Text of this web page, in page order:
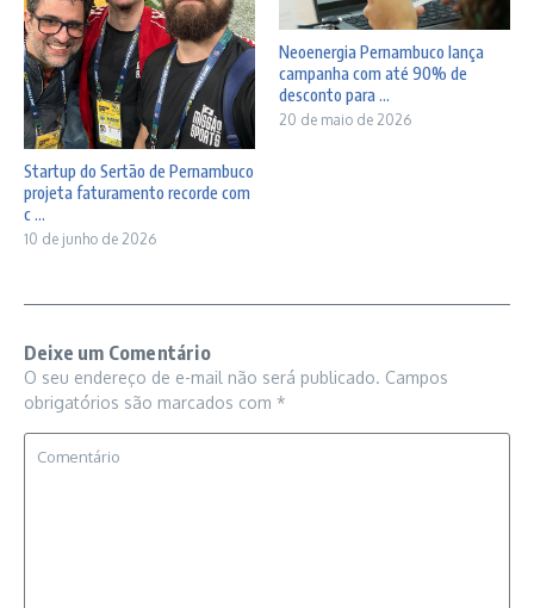
Startup do Sertão de Pernambuco
projeta faturamento recorde com
c ...
10 de junho de 2026
Neoenergia Pernambuco lança
campanha com até 90% de
desconto para ...
20 de maio de 2026
Deixe um Comentário
O seu endereço de e-mail não será publicado. Campos
obrigatórios são marcados com *